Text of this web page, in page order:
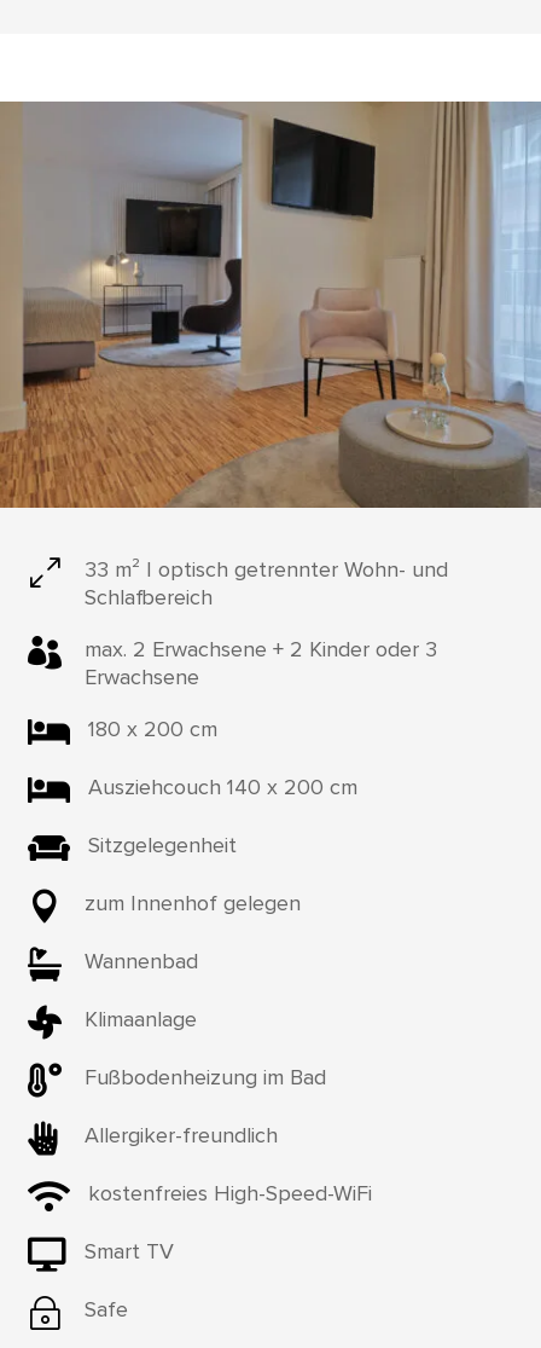
0
33 m² | optisch getrennter Wohn- und
Schlafbereich

max. 2 Erwachsene + 2 Kinder oder 3
Erwachsene
 180 x 200 cm
 Ausziehcouch 140 x 200 cm
 Sitzgelegenheit
 zum Innenhof gelegen
 Wannenbad
 Klimaanlage
 Fußbodenheizung im Bad
 Allergiker-freundlich
 kostenfreies High-Speed-WiFi
 Smart TV
~ Safe